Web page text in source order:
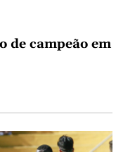
de campeão em